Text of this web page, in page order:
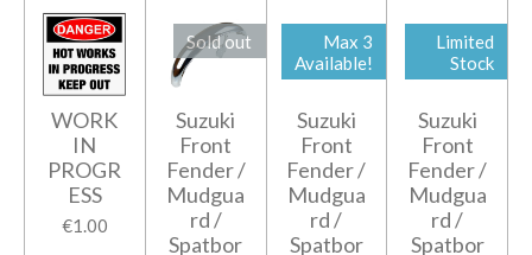
WORK
IN
PROGR
ESS
€1.00
Sold out
Suzuki
Front
Fender /
Mudgua
rd /
Spatbor
Max 3
Available!
Suzuki
Front
Fender /
Mudgua
rd /
Spatbor
Limited
Stock
Suzuki
Front
Fender /
Mudgua
rd /
Spatbor